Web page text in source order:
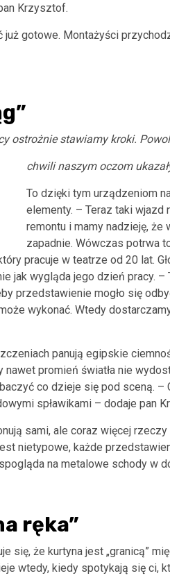
Krzysztof.
gotowe. Montażyści
ostrożnie stawiamy kroki.
chwili naszym oczom
To dzięki tym urządzeniom
elementy. – Teraz taki wjazd
remontu i mamy nadzieję, że
zapadnie. Wówczas potrwa
pracuje w teatrze od 20 lat.
jak wygląda jego dzień pracy. –
przedstawienie mogło się
wykonać. Wtedy
panują egipskie
promień światła nie
co dzieje się pod sceną. –
spławikami – dodaje pan
sami, ale coraz więcej
nietypowe, każde
na metalowe schody w
ręka”
się, że kurtyna jest „granicą”
wtedy, kiedy spotykają się ci,